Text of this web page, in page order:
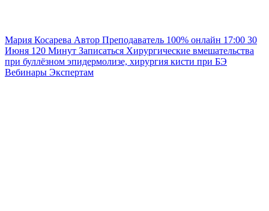
Мария Косарева Автор Преподаватель 100% онлайн 17:00 30
Июня 120 Минут Записаться Хирургические вмешательства
при буллёзном эпидермолизе, хирургия кисти при БЭ
Вебинары Экспертам